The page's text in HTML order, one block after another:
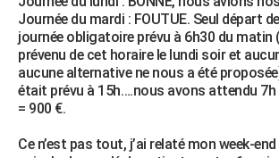
S'inscrire
Se connecter
Lycées
Collèges
Primaires
Universités
Entreprises
Service militaire
Avis de recherche
AVIS DE DÉCÈS
FORUM
Bricolage
Lifestyle
Culture
Sport
Auto
Television
Voyage
Cinema
Journée du mardi : FOUTUE. Seul départ
journée obligatoire prévu à 6h30 du matin
prévenu de cet horaire le lundi soir et
aucune alternative ne nous a été
était prévu à 15h….nous avons attendu 7h
= 900 €.
Ce n’est pas tout, j’ai relaté mon week-